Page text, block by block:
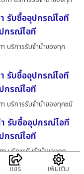
ำ รับซื้ออุปกรณ์ไอที
กรณ์ไอที
บริการรับจำนำของทุก
รับซื้ออุปกรณ์ไอที
กรณ์ไอที
บริการรับจำนำของทุกชนิ
รับซื้ออุปกรณ์ไอที
กรณ์ไอที
บริการรับจำนำของทุก
แชร์ เพิ่มเติม